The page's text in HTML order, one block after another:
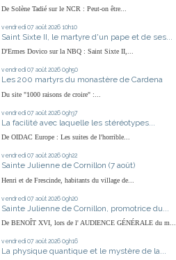
De Solène Tadié sur le NCR : Peut-on être...
vendredi 07 août 2026 10h10
Saint Sixte II, le martyre d'un pape et de ses...
D'Ermes Dovico sur la NBQ : Saint Sixte II,...
vendredi 07 août 2026 09h50
Les 200 martyrs du monastère de Cardena
Du site "1000 raisons de croire" :...
vendredi 07 août 2026 09h37
La facilité avec laquelle les stéréotypes...
De OIDAC Europe : Les suites de l'horrible...
vendredi 07 août 2026 09h22
Sainte Julienne de Cornillon (7 août)
Henri et de Frescinde, habitants du village de...
vendredi 07 août 2026 09h20
Sainte Julienne de Cornillon, promotrice du...
De BENOÎT XVI, lors de l' AUDIENCE GÉNÉRALE du m...
vendredi 07 août 2026 09h16
La physique quantique et le mystère de la...